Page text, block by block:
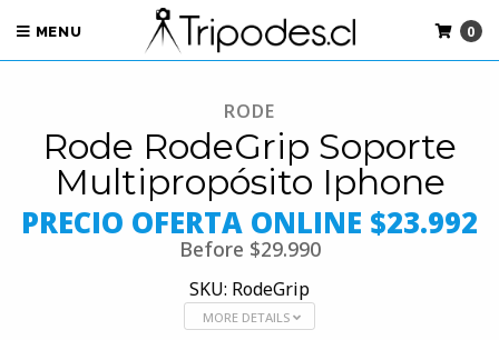
MENU 0
RODE
Rode RodeGrip Soporte
Multipropósito Iphone
PRECIO OFERTA ONLINE $23.992
Before $29.990
SKU: RodeGrip
MORE DETAILS